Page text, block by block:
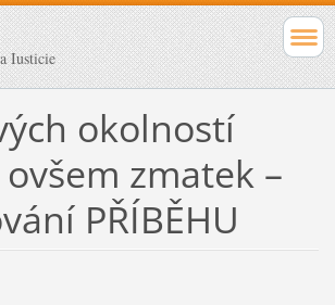
Iusticie
okolností
zmatek –
PŘÍBĚHU